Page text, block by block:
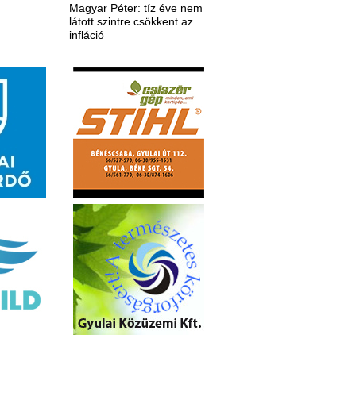
Magyar Péter: tíz éve nem
látott szintre csökkent az
infláció